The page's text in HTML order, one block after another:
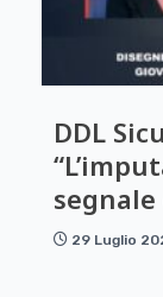
DDL
29 Luglio